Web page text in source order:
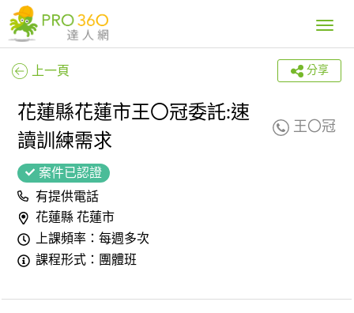
Toggle
上一頁 分享
花蓮縣花蓮市王〇冠委託:速
讀訓練需求
王〇冠
案件已認證
有提供電話
花蓮縣 花蓮市
上課頻率：每週多次
課程形式：團體班